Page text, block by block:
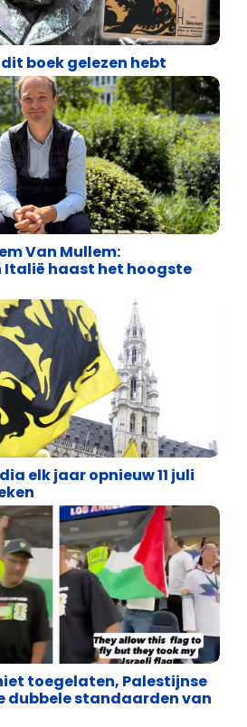
boek gelezen hebt
Van Mullem:
Italië haast het hoogste
elk jaar opnieuw 11 juli
toegelaten, Palestijnse
dubbele standaarden van